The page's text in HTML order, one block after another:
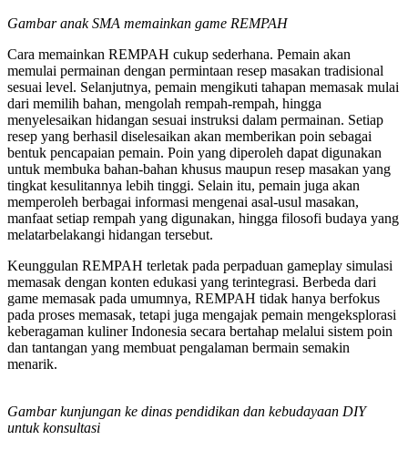
Gambar anak SMA memainkan game REMPAH
Cara memainkan REMPAH cukup sederhana. Pemain akan
memulai permainan dengan permintaan resep masakan tradisional
sesuai level. Selanjutnya, pemain mengikuti tahapan memasak mulai
dari memilih bahan, mengolah rempah-rempah, hingga
menyelesaikan hidangan sesuai instruksi dalam permainan. Setiap
resep yang berhasil diselesaikan akan memberikan poin sebagai
bentuk pencapaian pemain. Poin yang diperoleh dapat digunakan
untuk membuka bahan-bahan khusus maupun resep masakan yang
tingkat kesulitannya lebih tinggi. Selain itu, pemain juga akan
memperoleh berbagai informasi mengenai asal-usul masakan,
manfaat setiap rempah yang digunakan, hingga filosofi budaya yang
melatarbelakangi hidangan tersebut.
Keunggulan REMPAH terletak pada perpaduan gameplay simulasi
memasak dengan konten edukasi yang terintegrasi. Berbeda dari
game memasak pada umumnya, REMPAH tidak hanya berfokus
pada proses memasak, tetapi juga mengajak pemain mengeksplorasi
keberagaman kuliner Indonesia secara bertahap melalui sistem poin
dan tantangan yang membuat pengalaman bermain semakin
menarik.
Gambar kunjungan ke dinas pendidikan dan kebudayaan DIY
untuk konsultasi